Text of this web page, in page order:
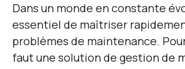
Dans un monde en constante
essentiel de maîtriser
problèmes de maintenance.
faut une solution de gestion de